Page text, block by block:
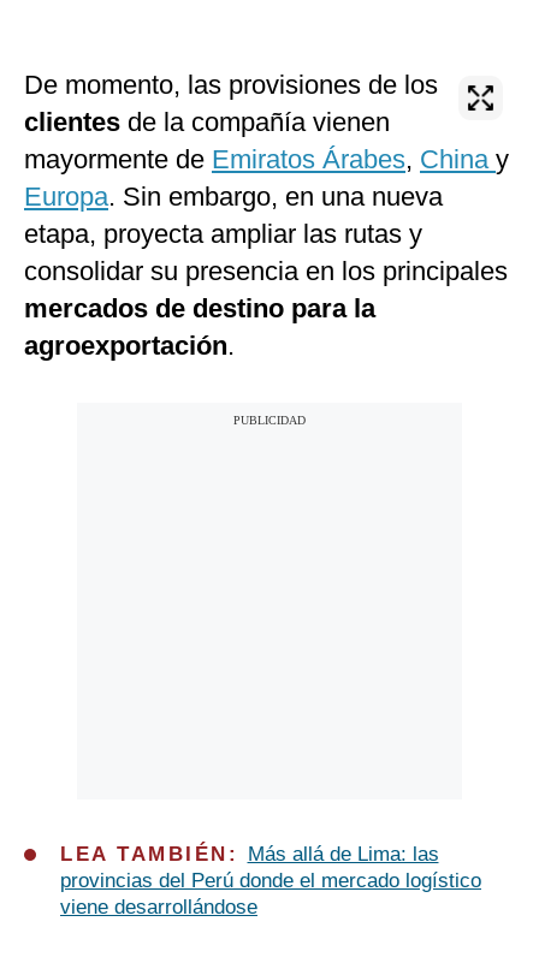
De momento, las provisiones de los
clientes de la compañía vienen
mayormente de Emiratos Árabes, China y
Europa. Sin embargo, en una nueva
etapa, proyecta ampliar las rutas y
consolidar su presencia en los principales
mercados de destino para la
agroexportación.
LEA TAMBIÉN:
Más allá de Lima: las
provincias del Perú donde el mercado logístico
viene desarrollándose